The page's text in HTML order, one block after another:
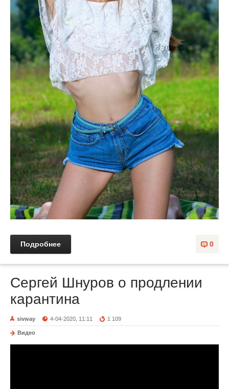
0
Подробнее
Сергей Шнуров о продлении
карантина
sivway 4-04-2020, 11:11 1 109
Видео